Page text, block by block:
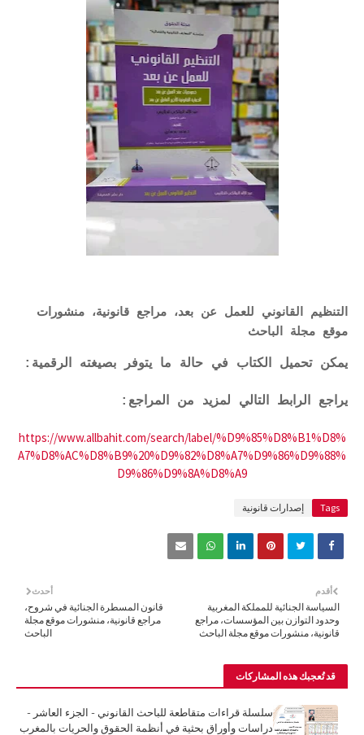
التنظيم القانوني للعمل عن بعد، مراجع قانونية، منشورات
موقع مجلة الباحث
يمكن تحميل الكتاب في حالة ما يتوفر بصيغته الرقمية:
يراجع الرابط التالي لمزيد من المراجع:
https://www.allbahit.com/search/label/%D9%85%D8%B1%D8%
A7%D8%AC%D8%B9%20%D9%82%D8%A7%D9%86%D9%88%
D9%86%D9%8A%D8%A9
Tags إصدارات قانونية
أحدث
قانون المسطرة الجنائية في شروح،
مراجع قانونية، منشورات موقع مجلة
الباحث
أقدم
السياسة الجنائية للمملكة المغربية
وحدود التوازن بين المؤسسات، مراجع
قانونية، منشورات موقع مجلة الباحث
قد تُعجبك هذه المشاركات
سلسلة قراءات متقاطعة للباحث القانوني - الجزء العاشر -
دراسات وأوراق بحثية في أنظمة الحقوق والحريات بالمغرب